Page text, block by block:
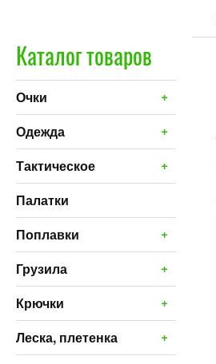
Каталог товаров
+
Очки
+
Одежда
+
Тактическое
Палатки
+
Поплавки
+
Грузила
+
Крючки
+
Леска, плетенка